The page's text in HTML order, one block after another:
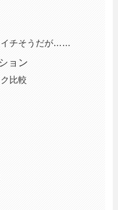
イチそうだが……
ョン
比較